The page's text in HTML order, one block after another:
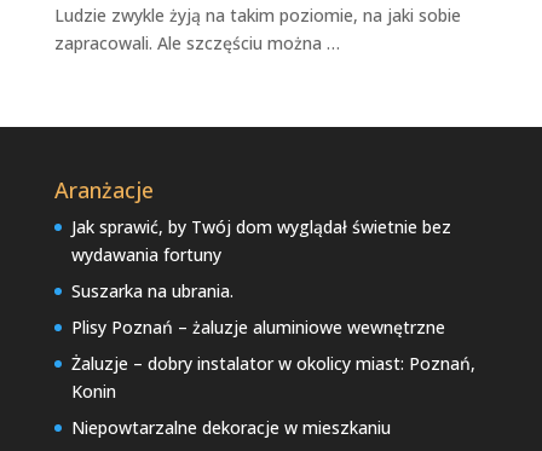
Ludzie zwykle żyją na takim poziomie, na jaki sobie
zapracowali. Ale szczęściu można …
Aranżacje
Jak sprawić, by Twój dom wyglądał świetnie bez
wydawania fortuny
Suszarka na ubrania.
Plisy Poznań – żaluzje aluminiowe wewnętrzne
Żaluzje – dobry instalator w okolicy miast: Poznań,
Konin
Niepowtarzalne dekoracje w mieszkaniu